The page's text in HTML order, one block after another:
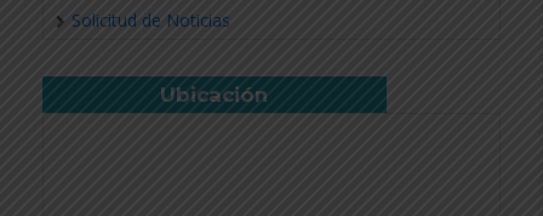
Solicitud de Noticias
Ubicación